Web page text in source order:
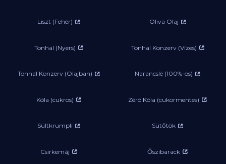
Liszt (Fehér) Oliva Olaj
Tonhal (Nyers) Tonhal Konzerv (Vízes)
Tonhal Konzerv (Olajban) Narancslé (100%-os)
Kóla (cukros) Zéró Kóla (cukormentes)
Sültkrumpli Sütőtök
Csirkemáj Őszibarack